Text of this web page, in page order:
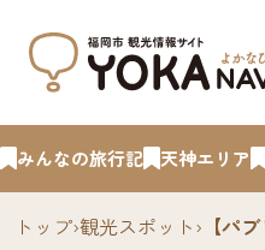
みんなの旅行記 天神エリア
トップ›観光スポット› 【パ